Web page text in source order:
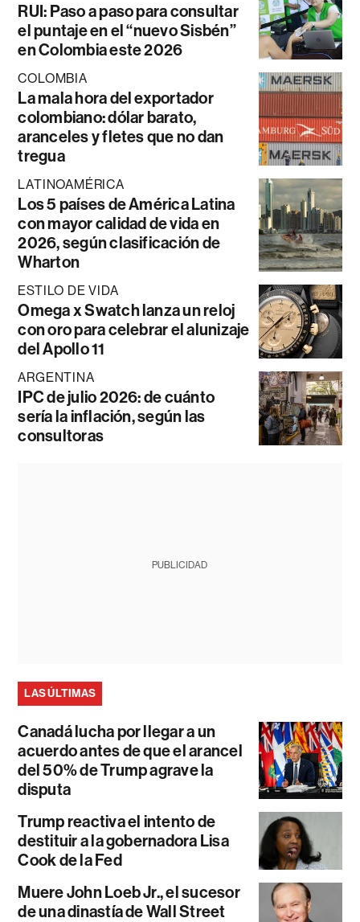
RUI: Paso a paso para consultar
el puntaje en el “nuevo Sisbén”
en Colombia este 2026
COLOMBIA
La mala hora del exportador
colombiano: dólar barato,
aranceles y fletes que no dan
tregua
LATINOAMÉRICA
Los 5 países de América Latina
con mayor calidad de vida en
2026, según clasificación de
Wharton
ESTILO DE VIDA
Omega x Swatch lanza un reloj
con oro para celebrar el alunizaje
del Apollo 11
ARGENTINA
IPC de julio 2026: de cuánto
sería la inflación, según las
consultoras
PUBLICIDAD
LAS ÚLTIMAS
Canadá lucha por llegar a un
acuerdo antes de que el arancel
del 50% de Trump agrave la
disputa
Trump reactiva el intento de
destituir a la gobernadora Lisa
Cook de la Fed
Muere John Loeb Jr., el sucesor
de una dinastía de Wall Street